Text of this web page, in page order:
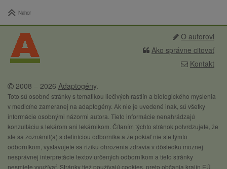
Nahor
O autorovi
Ako správne citovať
Kontakt
2008 – 2026 Adaptogény.
Toto sú osobné stránky s tematikou liečivých rastlín a biologického myslenia
v medicíne zameranej na adaptogény. Ak nie je uvedené inak, sú všetky
informácie osobnými názormi autora. Tieto informácie nenahrádzajú
konzultáciu s lekárom ani lekárnikom. Čítaním týchto stránok potvrdzujete, že
ste sa zoznámil(a) s definíciou odborníka a že pokiaľ nie ste týmto
odborníkom, vystavujete sa riziku ohrozenia zdravia v dôsledku možnej
nesprávnej interpretácie textov určených odborníkom a tieto stránky
nesmiete využívať. Stránky tiež používajú cookies, preto občania krajín EÚ